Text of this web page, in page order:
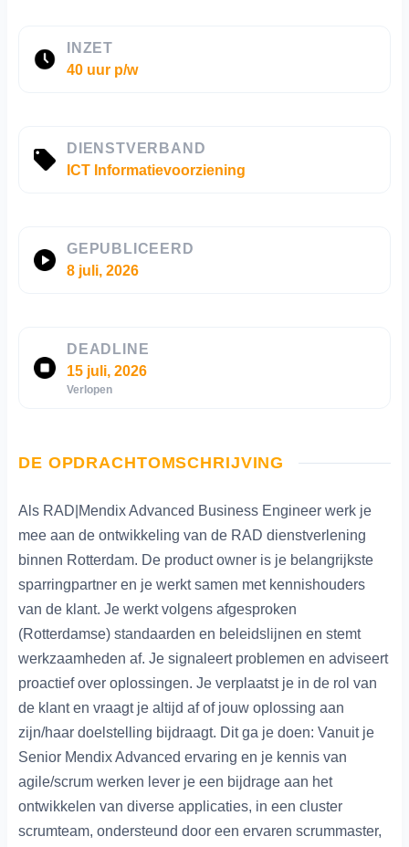
INZET
40 uur p/w
DIENSTVERBAND
ICT Informatievoorziening
GEPUBLICEERD
8 juli, 2026
DEADLINE
15 juli, 2026
Verlopen
DE OPDRACHTOMSCHRIJVING
Als RAD|Mendix Advanced Business Engineer werk je
mee aan de ontwikkeling van de RAD dienstverlening
binnen Rotterdam. De product owner is je belangrijkste
sparringpartner en je werkt samen met kennishouders
van de klant. Je werkt volgens afgesproken
(Rotterdamse) standaarden en beleidslijnen en stemt
werkzaamheden af. Je signaleert problemen en adviseert
proactief over oplossingen. Je verplaatst je in de rol van
de klant en vraagt je altijd af of jouw oplossing aan
zijn/haar doelstelling bijdraagt. Dit ga je doen: Vanuit je
Senior Mendix Advanced ervaring en je kennis van
agile/scrum werken lever je een bijdrage aan het
ontwikkelen van diverse applicaties, in een cluster
scrumteam, ondersteund door een ervaren scrummaster,